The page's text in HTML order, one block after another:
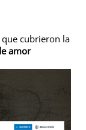
cubrieron la
amor